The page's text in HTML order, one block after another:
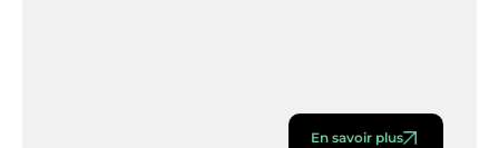
En savoir plus